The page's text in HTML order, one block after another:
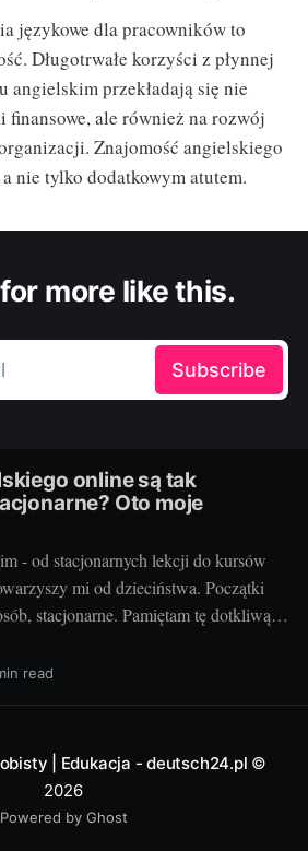
językowe dla pracowników to
Długotrwałe korzyści z płynnej
przekładają się nie
ale również na rozwój
Znajomość angielskiego
nie tylko dodatkowym atutem.
more like this.
Subscribe
online są tak
Oto moje
- od stacjonarnych lekcji do kursów
mi od dzieciństwa. Początki
stacjonarne. Pamiętam tę dotkliwą
pendolowania do szkoły i
niż w momencie wyjścia.
read
| Edukacja - deutsch24.pl ©
2026
Powered by Ghost